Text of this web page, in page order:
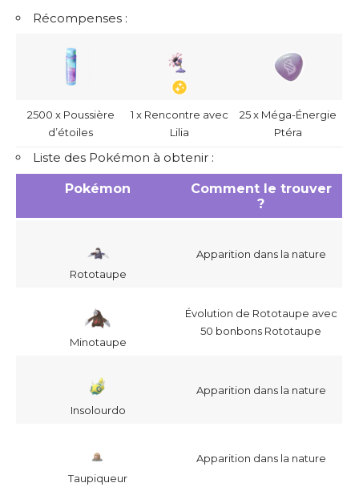
Récompenses :
2500 x Poussière
d’étoiles
1 x Rencontre avec
Lilia
25 x Méga-Énergie
Ptéra
Liste des Pokémon à obtenir :
Pokémon
Comment le trouver
?
Rototaupe
Apparition dans la nature
Minotaupe
Évolution de Rototaupe avec
50 bonbons Rototaupe
Insolourdo
Apparition dans la nature
Taupiqueur
Apparition dans la nature